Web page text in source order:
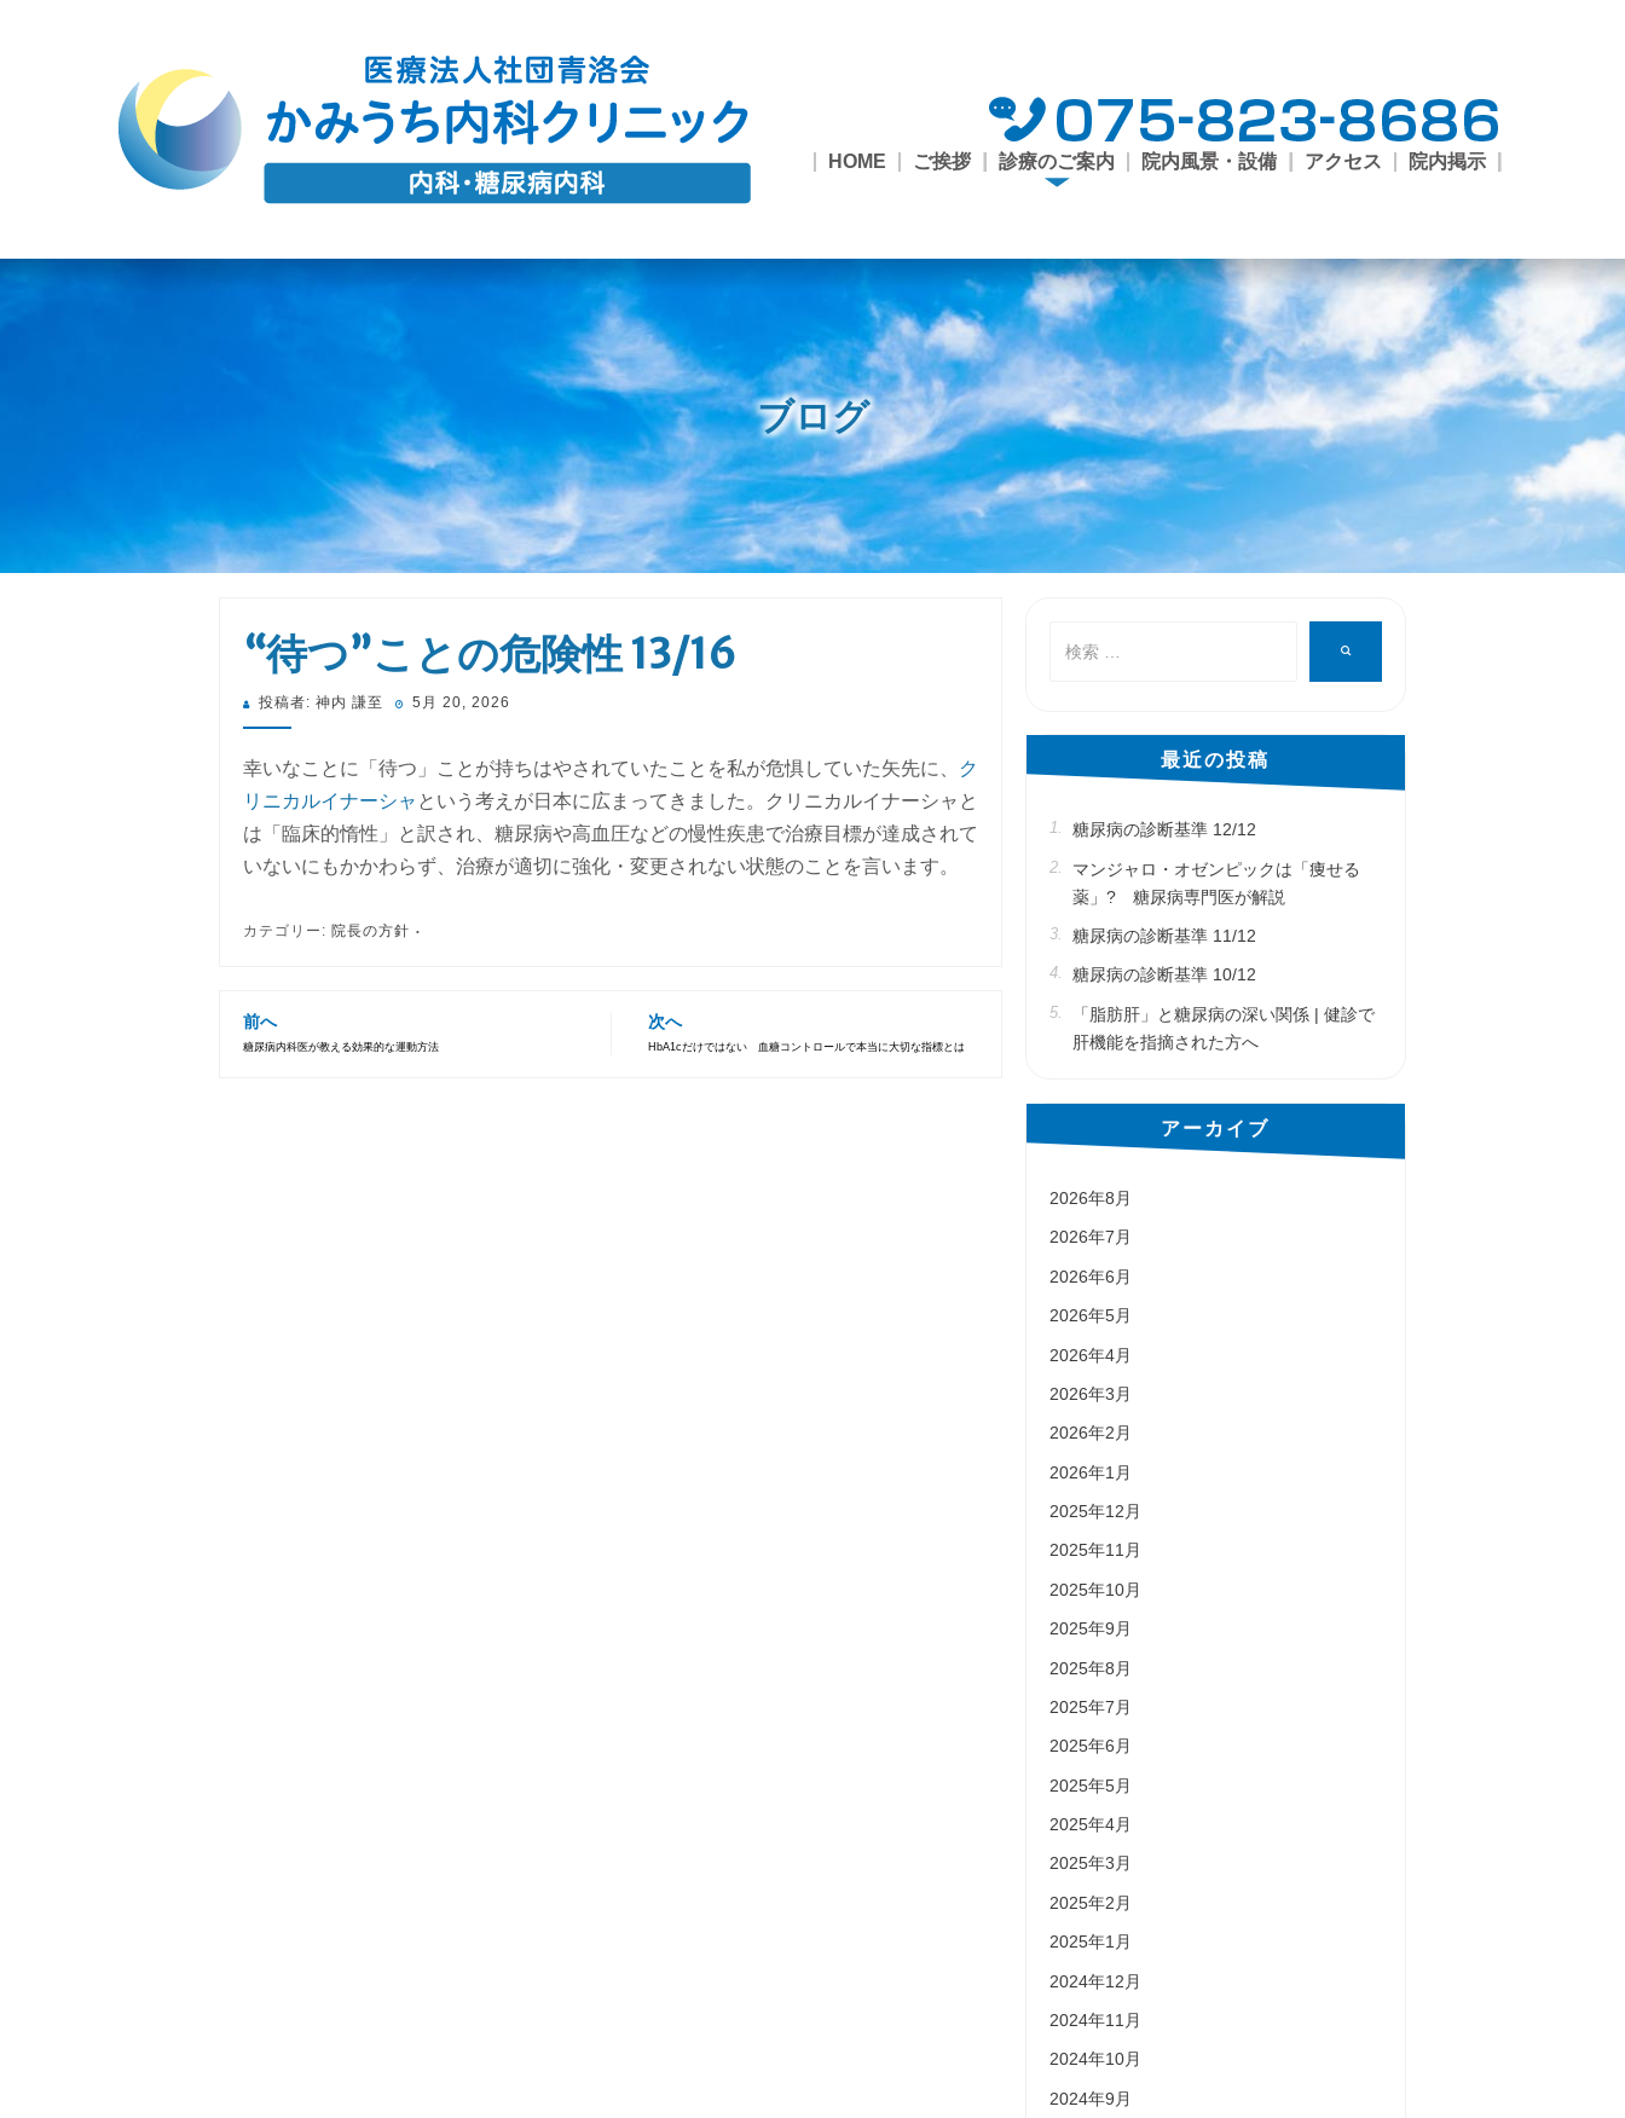
HOME ご挨拶
診療のご案内
診療のご案
糖尿病外来
1型糖尿病
市民公開講
甲状腺外来
一般内科外
禁煙外来
健診・予防
院内風景・設備 アクセス 院内掲示
ブログ
“待つ”ことの危険性 13/16
投稿者:神内 謙至
投 5月 20, 2026
幸いなことに「待つ」ことが持ちはやされていたことを私が危惧していた矢先に、
ク
リニカルイナーシャ という考えが日本に広まってきました。クリニカルイナーシャと
は「臨床的惰性」と訳され、糖尿病や高血圧などの慢性疾患で治療目標が達成されて
いないにもかかわらず、治療が適切に強化・変更されない状態のことを言います。
カテゴリー: 院長の方針
前へ
糖尿病内科医が教える効果的な運動方法
次へ
HbA1cだけではない 血糖コントロールで本当に大切な指標とは
検
最近の投稿
糖尿病の診断基準 12/12
マンジャロ・オゼンピックは「痩せる
薬」? 糖尿病専門医が解説
糖尿病の診断基準 11/12
糖尿病の診断基準 10/12
「脂肪肝」と糖尿病の深い関係 | 健診で
肝機能を指摘された方へ
アーカイブ
2026年8月
2026年7月
2026年6月
2026年5月
2026年4月
2026年3月
2026年2月
2026年1月
2025年12月
2025年11月
2025年10月
2025年9月
2025年8月
2025年7月
2025年6月
2025年5月
2025年4月
2025年3月
2025年2月
2025年1月
2024年12月
2024年11月
2024年10月
2024年9月